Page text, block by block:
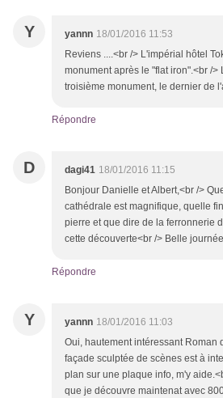
Y yannn 18/01/2016 11:53
Reviens ....<br /> L'impérial hôtel
monument après le "flat iron".<br />
troisième monument, le dernier de
Répondre
D dagi41 18/01/2016 11:15
Bonjour Danielle et Albert,<br />
cathédrale est magnifique, quelle
pierre et que dire de la ferronnerie
cette découverte<br /> Belle
Répondre
Y yannn 18/01/2016 11:03
Oui, hautement intéressant Roman
façade sculptée de scènes est à
plan sur une plaque info, m'y
que je découvre maintenat avec